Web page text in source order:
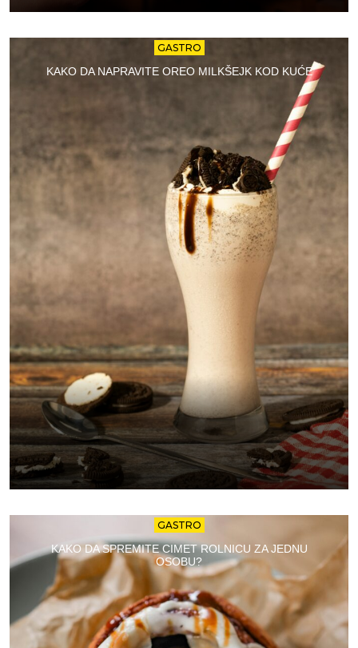
GASTRO
KAKO DA NAPRAVITE OREO MILKŠEJK KOD KUĆE
GASTRO
KAKO DA SPREMITE CIMET ROLNICU ZA JEDNU
OSOBU?